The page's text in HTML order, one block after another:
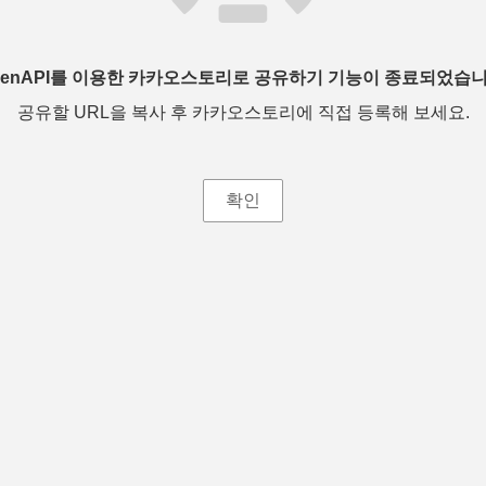
를 이용한 카카오스토리로 공유하기 기능이 종료되었습
공유할 URL을 복사 후 카카오스토리에 직접 등록해 보세요.
확인